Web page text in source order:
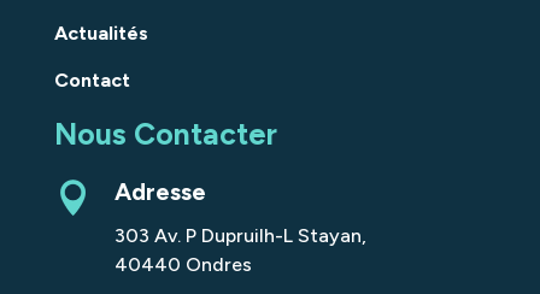
Actualités
Contact
Nous Contacter
Adresse
303 Av. P Dupruilh-L Stayan,
40440 Ondres